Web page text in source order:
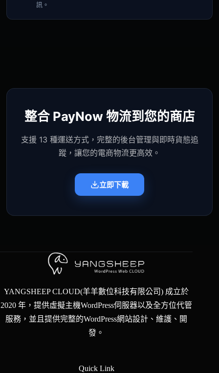
訊。
整合 PayNow 物流到您的商店
支援 13 種運送方式，完整的後台管理與即時貨態追
蹤，讓您的電商物流更高效。
立即下載
YANGSHEEP CLOUD(羊羊數位科技有限公司) 成立於
2020 年，提供虛擬主機WordPress伺服器以及全方位代管
服務，並且提供完整的WordPress網站設計、維護、開
發。
Quick Link